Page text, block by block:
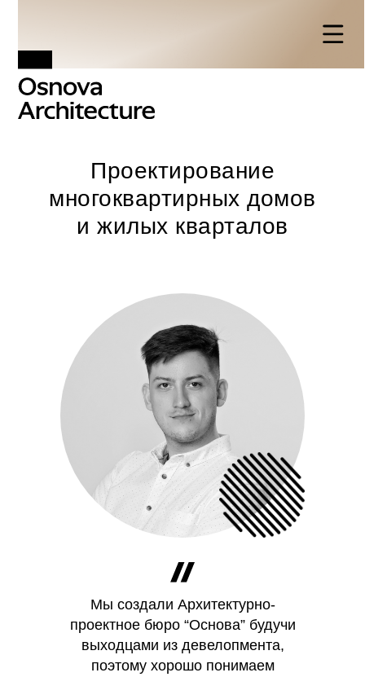
Проектирование
многоквартирных домов
и жилых кварталов
Мы создали Архитектурно-
проектное бюро “Основа” будучи
выходцами из девелопмента,
поэтому хорошо понимаем